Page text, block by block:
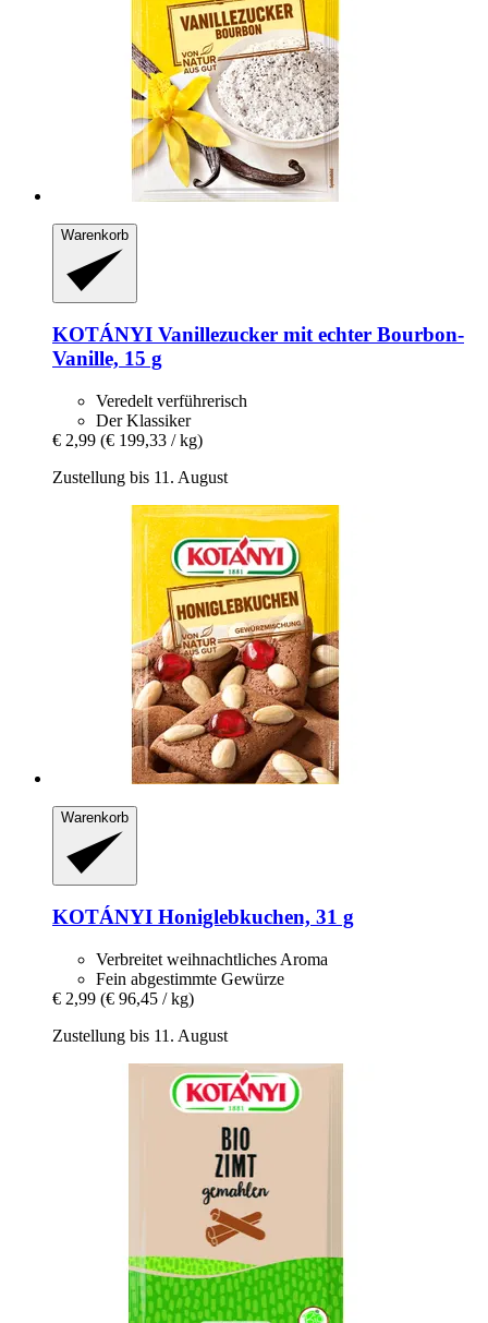
Warenkorb
KOTÁNYI Vanillezucker mit echter Bourbon-​
Vanille, 15 g
Veredelt verführerisch
Der Klassiker
€ 2,99 (€ 199,33 / kg)
Zustellung bis 11. August
Warenkorb
KOTÁNYI Honiglebkuchen, 31 g
Verbreitet weihnachtliches Aroma
Fein abgestimmte Gewürze
€ 2,99 (€ 96,45 / kg)
Zustellung bis 11. August